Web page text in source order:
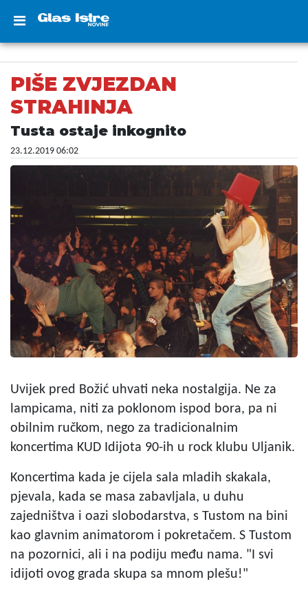
PIŠE ZVJEZDAN
STRAHINJA
Tusta ostaje inkognito
23.12.2019 06:02
Uvijek pred Božić uhvati neka nostalgija. Ne za
lampicama, niti za poklonom ispod bora, pa ni
obilnim ručkom, nego za tradicionalnim
koncertima KUD Idijota 90-ih u rock klubu Uljanik.
Koncertima kada je cijela sala mladih skakala,
pjevala, kada se masa zabavljala, u duhu
zajedništva i oazi slobodarstva, s Tustom na bini
kao glavnim animatorom i pokretačem. S Tustom
na pozornici, ali i na podiju među nama. "I svi
idijoti ovog grada skupa sa mnom plešu!"